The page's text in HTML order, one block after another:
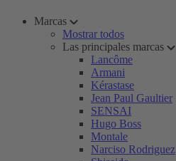
Marcas
Mostrar todos
Las principales marcas
Lancôme
Armani
Kérastase
Jean Paul Gaultier
SENSAI
Hugo Boss
Montale
Narciso Rodriguez